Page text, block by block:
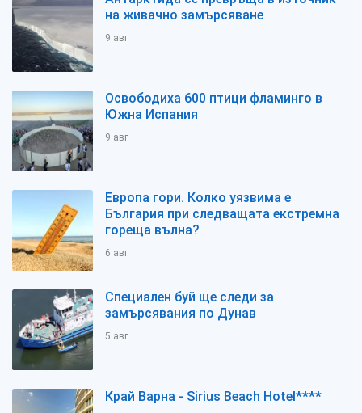
на живачно замърсяване
9 авг
Освободиха 600 птици фламинго в
Южна Испания
9 авг
Европа гори. Колко уязвима е
България при следващата екстремна
гореща вълна?
6 авг
Специален буй ще следи за
замърсявания по Дунав
5 авг
Край Варна - Sirius Beach Hotel****